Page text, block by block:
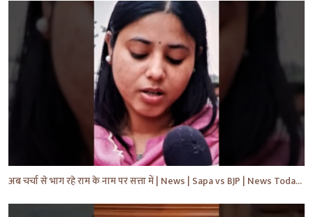
अब चर्चा से भाग रहे राम के नाम पर सत्ता में | News | Sapa vs BJP | News Today | Breaking #shorts #yt